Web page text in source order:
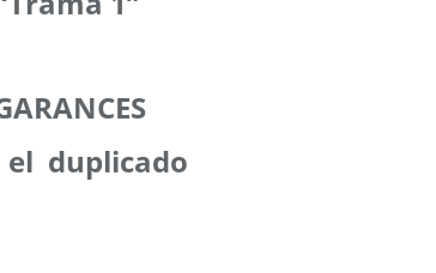
duplicado